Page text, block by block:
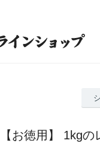
お徳用】 1kgの